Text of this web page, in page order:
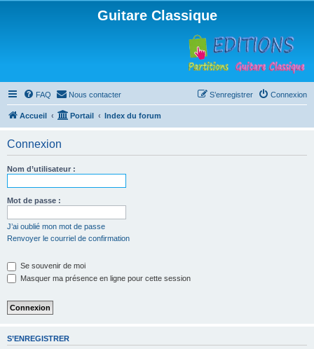
Guitare Classique
FAQ Nous contacter Connexion
S’enregistrer
Accueil Portail Index du forum
Connexion
Nom d’utilisateur :
Mot de passe :
J’ai oublié mon mot de passe
Renvoyer le courriel de confirmation
Se souvenir de moi
Masquer ma présence en ligne pour cette session
S’ENREGISTRER